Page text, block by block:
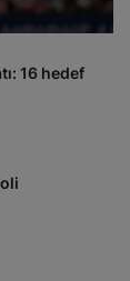
16 hedef